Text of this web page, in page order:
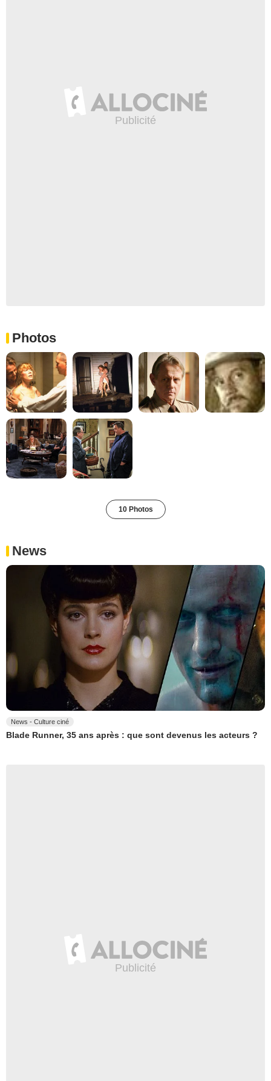
Photos
10 Photos
News
News - Culture ciné
Blade Runner, 35 ans après : que sont devenus les acteurs ?